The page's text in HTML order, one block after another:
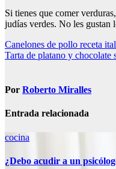
Si tienes que comer
judías verdes. No les gustan
Navegación
de
Canelones de pollo receta
Tarta de platano y chocolate
Por Roberto Miralles
Entrada relacionada
cocina
¿Debo acudir a un